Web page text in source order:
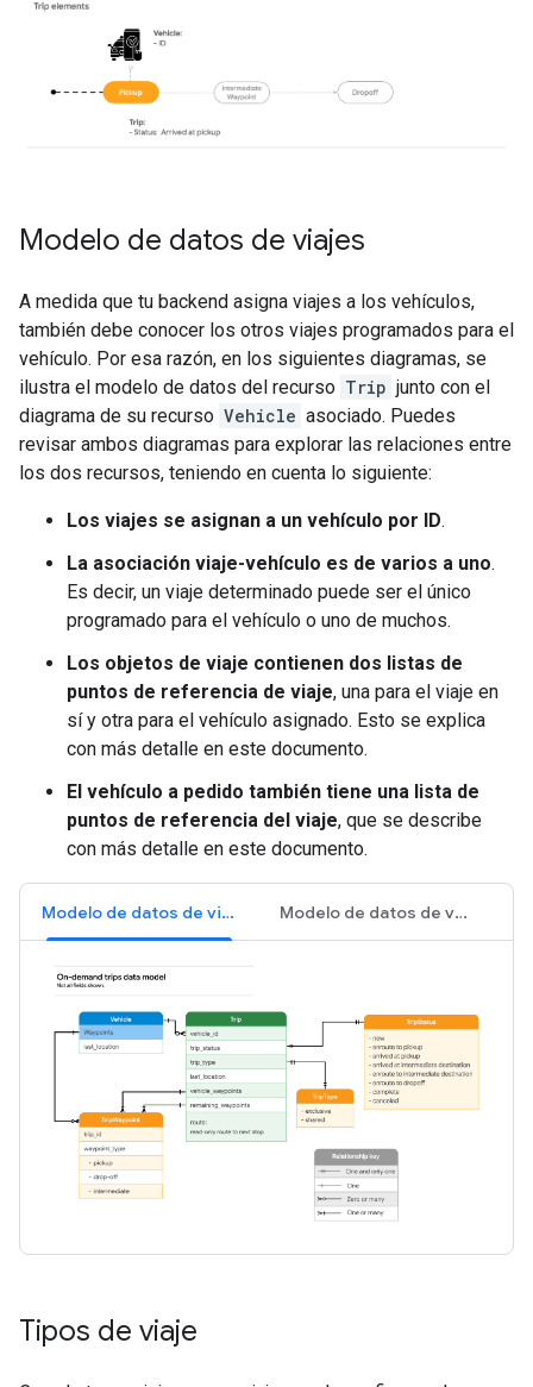
Modelo de datos de viajes
A medida que tu backend asigna viajes a los vehículos,
también debe conocer los otros viajes programados para el
vehículo. Por esa razón, en los siguientes diagramas, se
ilustra el modelo de datos del recurso Trip junto con el
diagrama de su recurso Vehicle asociado. Puedes
revisar ambos diagramas para explorar las relaciones entre
los dos recursos, teniendo en cuenta lo siguiente:
Los viajes se asignan a un vehículo por ID.
La asociación viaje-vehículo es de varios a uno.
Es decir, un viaje determinado puede ser el único
programado para el vehículo o uno de muchos.
Los objetos de viaje contienen dos listas de
puntos de referencia de viaje, una para el viaje en
sí y otra para el vehículo asignado. Esto se explica
con más detalle en este documento.
El vehículo a pedido también tiene una lista de
puntos de referencia del viaje, que se describe
con más detalle en este documento.
Modelo de datos de viaje Modelo de datos de vehículos
Tipos de viaje